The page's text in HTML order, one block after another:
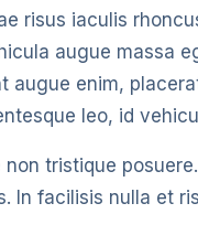
risus iaculis
augue massa
enim,
leo, id
tristique
In facilisis nulla et